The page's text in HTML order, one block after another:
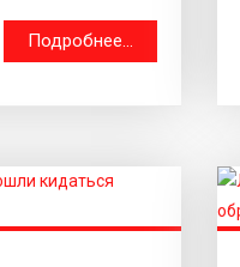
Подробнее...